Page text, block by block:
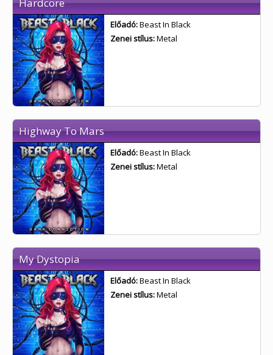
Előadó:Beast In Black
Zenei stílus:Metal
Highway To Mars
Előadó:Beast In Black
Zenei stílus:Metal
My Dystopia
Előadó:Beast In Black
Zenei stílus:Metal